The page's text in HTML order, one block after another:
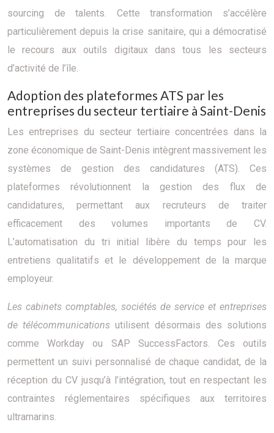
sourcing de talents. Cette transformation s’accélère
particulièrement depuis la crise sanitaire, qui a démocratisé
le recours aux outils digitaux dans tous les secteurs
d’activité de l’île.
Adoption des plateformes ATS par les
entreprises du secteur tertiaire à Saint-Denis
Les entreprises du secteur tertiaire concentrées dans la
zone économique de Saint-Denis intègrent massivement les
systèmes de gestion des candidatures (ATS). Ces
plateformes révolutionnent la gestion des flux de
candidatures, permettant aux recruteurs de traiter
efficacement des volumes importants de CV.
L’automatisation du tri initial libère du temps pour les
entretiens qualitatifs et le développement de la marque
employeur.
Les cabinets comptables, sociétés de service et entreprises
de télécommunications utilisent désormais des solutions
comme Workday ou SAP SuccessFactors. Ces outils
permettent un suivi personnalisé de chaque candidat, de la
réception du CV jusqu’à l’intégration, tout en respectant les
contraintes réglementaires spécifiques aux territoires
ultramarins.